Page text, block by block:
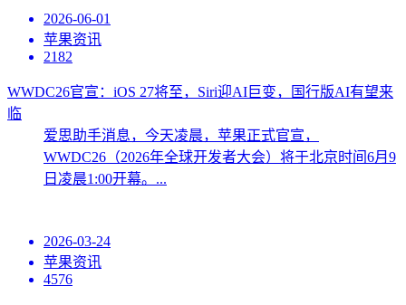
2026-06-01
苹果资讯
2182
WWDC26官宣：iOS 27将至，Siri迎AI巨变，国行版AI有望来
临
爱思助手消息，今天凌晨，苹果正式官宣，
WWDC26（2026年全球开发者大会）将于北京时间6月9
日凌晨1:00开幕。...
2026-03-24
苹果资讯
4576